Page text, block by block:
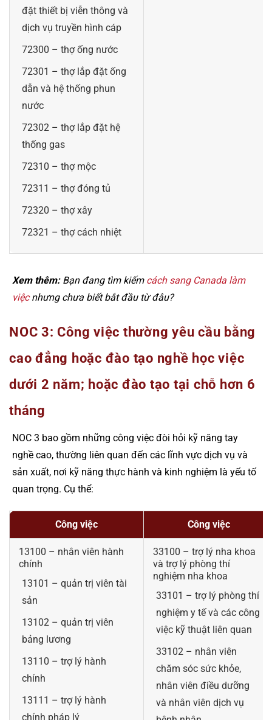
đặt thiết bị viễn thông và
dịch vụ truyền hình cáp
72300 – thợ ống nước
72301 – thợ lắp đặt ống
dẫn và hệ thống phun
nước
72302 – thợ lắp đặt hệ
thống gas
72310 – thợ mộc
72311 – thợ đóng tủ
72320 – thợ xây
72321 – thợ cách nhiệt
Xem thêm:Bạn đang tìm kiếm cách sang Canada làm
việcnhưng chưa biết bắt đầu từ đâu?
NOC 3: Công việc thường yêu cầu bằng
cao đẳng hoặc đào tạo nghề học việc
dưới 2 năm; hoặc đào tạo tại chỗ hơn 6
tháng
NOC 3 bao gồm những công việc đòi hỏi kỹ năng tay
nghề cao, thường liên quan đến các lĩnh vực dịch vụ và
sản xuất, nơi kỹ năng thực hành và kinh nghiệm là yếu tố
quan trọng. Cụ thể:
Công việc Công việc
13100 – nhân viên hành
chính
13101 – quản trị viên tài
sản
13102 – quản trị viên
bảng lương
13110 – trợ lý hành
chính
13111 – trợ lý hành
chính pháp lý
33100 – trợ lý nha khoa
và trợ lý phòng thí
nghiệm nha khoa
33101 – trợ lý phòng thí
nghiệm y tế và các công
việc kỹ thuật liên quan
33102 – nhân viên
chăm sóc sức khỏe,
nhân viên điều dưỡng
và nhân viên dịch vụ